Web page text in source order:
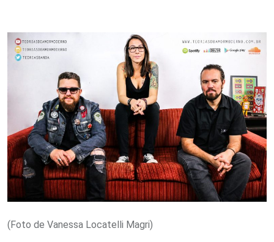
(Foto de Vanessa Locatelli Magri)